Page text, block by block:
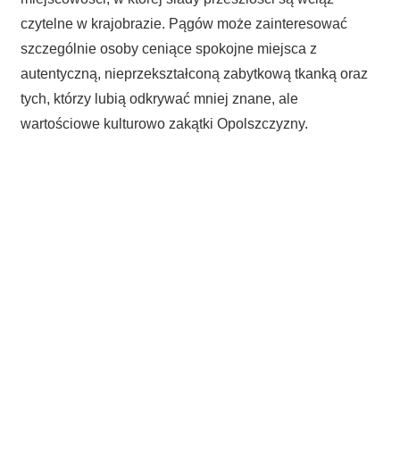
czytelne w krajobrazie. Pągów może zainteresować
szczególnie osoby ceniące spokojne miejsca z
autentyczną, nieprzekształconą zabytkową tkanką oraz
tych, którzy lubią odkrywać mniej znane, ale
wartościowe kulturowo zakątki Opolszczyzny.